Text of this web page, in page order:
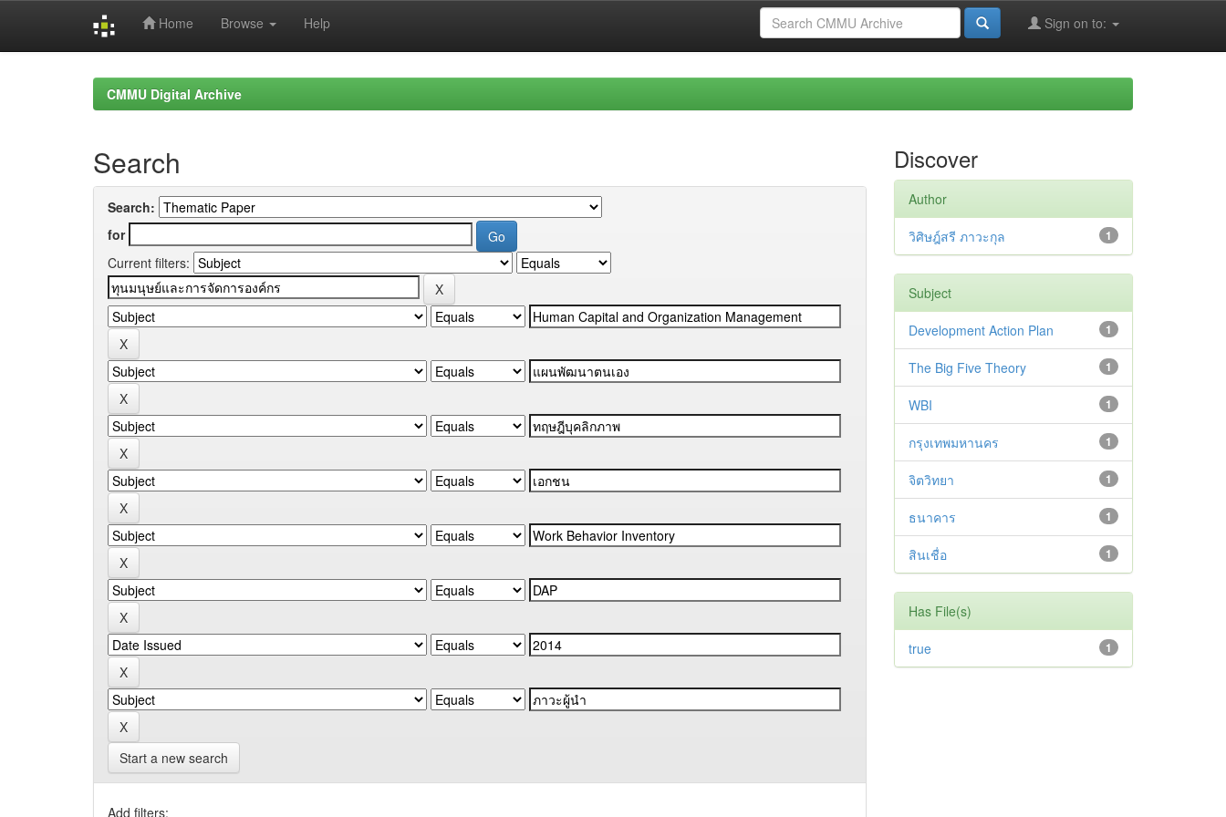
Home Browse Help Sign on to:
CMMU Digital Archive
Search
Search:
for
Current filters:
Start a new search
Add filters:
Discover
Author
1
วิศิษฎ์สรี ภาวะกุล
Subject
1
Development Action Plan
1
The Big Five Theory
1
WBI
1
กรุงเทพมหานคร
1
จิตวิทยา
1
ธนาคาร
1
สินเชื่อ
Has File(s)
1
true